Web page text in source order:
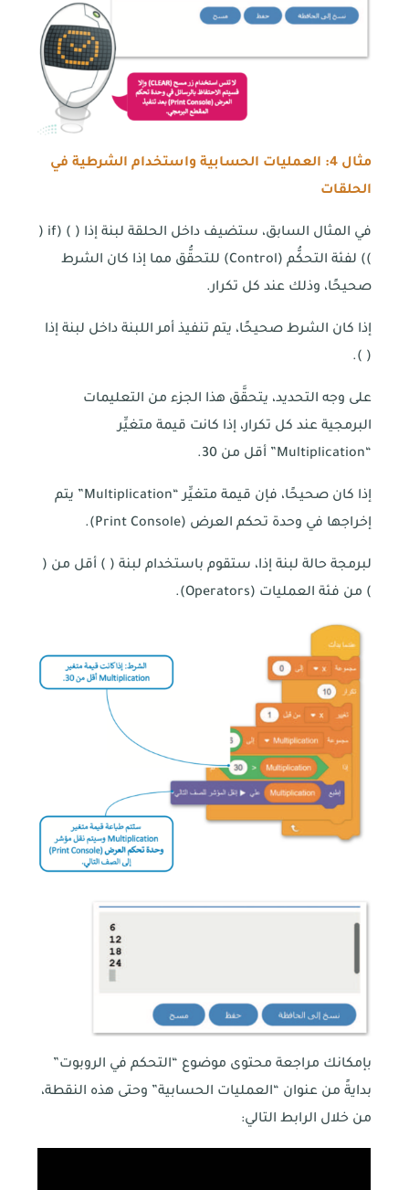
مثال4: العمليات الحسابية واستخدام الشرطية في
الحلقات
في المثال السابق، ستضيف داخل الحلقة لبنة إذا ( ) (if (
)) لفئة التحكُّم (Control) للتحقُّق مما إذا كان الشرط
صحيحًا، وذلك عند كل تكرار.
إذا كان الشرط صحيحًا، يتم تنفيذ أمر اللبنة داخل لبنة إذا
( ).
على وجه التحديد، يتحقَّق هذا الجزء من التعليمات
البرمجية عند كل تكرار، إذا كانت قيمة متغيِّر
“Multiplication” أقل من 30.
إذا كان صحيحًا، فإن قيمة متغيِّر “Multiplication” يتم
إخراجها في وحدة تحكم العرض (Print Console).
لبرمجة حالة لبنة إذا، ستقوم باستخدام لبنة ( ) أقل من (
) من فئة العمليات (Operators).
بإمكانك مراجعة محتوى موضوع “التحكم في الروبوت”
بدايةً من عنوان “العمليات الحسابية” وحتى هذه النقطة،
من خلال الرابط التالي: